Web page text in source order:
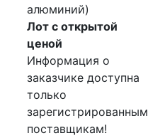
алюминий)
Лот с открытой
ценой
Информация о
заказчике доступна
только
зарегистрированным
поставщикам!